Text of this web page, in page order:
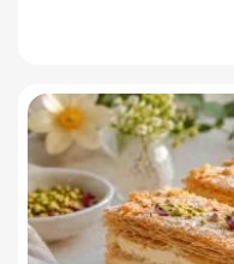
دسر کلاسیک هلو و بستنی